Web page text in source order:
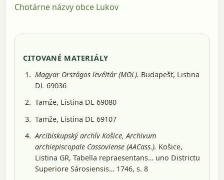
Chotárne názvy obce Lukov
CITOVANÉ MATERIÁLY
Magyar Országos levéltár (MOL). Budapešť, Listina
DL 69036
Tamže, Listina DL 69080
Tamže, Listina DL 69107
Arcibiskupský archív Košice, Archivum
archiepiscopale Cassoviense (AACass.). Košice,
Listina GR, Tabella repraesentans… uno Districtu
Superiore Sárosiensis… 1746, s. 8